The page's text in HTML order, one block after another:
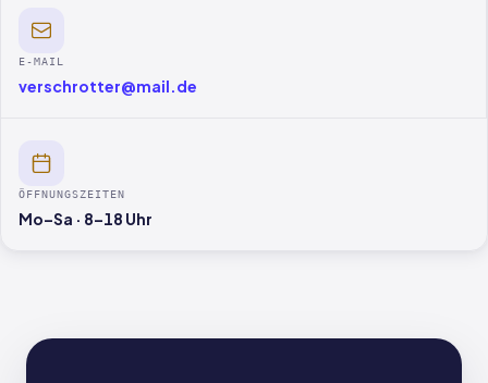
E-MAIL
verschrotter@mail.de
ÖFFNUNGSZEITEN
Mo–Sa · 8–18 Uhr